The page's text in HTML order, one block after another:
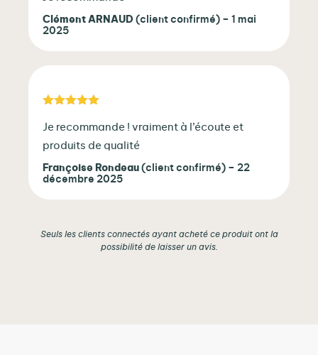
Clément ARNAUD (client confirmé) – 1 mai
2025
sur 5
Je recommande ! vraiment à l’écoute et
produits de qualité
Françoise Rondeau (client confirmé) – 22
décembre 2025
Seuls les clients connectés ayant acheté ce produit ont la
possibilité de laisser un avis.